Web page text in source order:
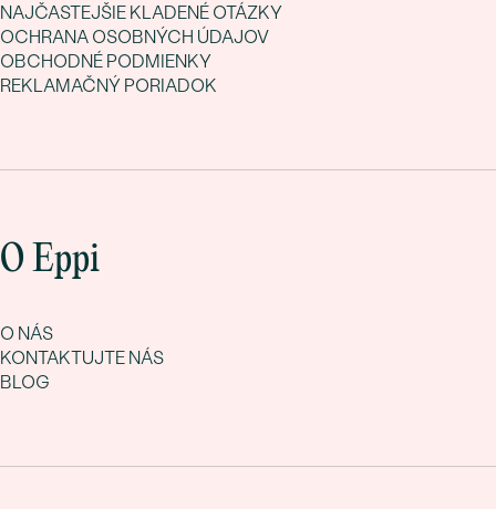
NAJČASTEJŠIE KLADENÉ OTÁZKY
OCHRANA OSOBNÝCH ÚDAJOV
OBCHODNÉ PODMIENKY
REKLAMAČNÝ PORIADOK
O Eppi
O NÁS
KONTAKTUJTE NÁS
BLOG